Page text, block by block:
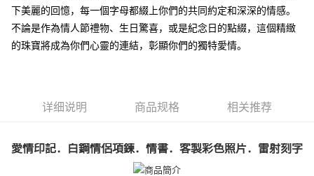
一、關於 AFTEE先享後付
1. 於付款方式選擇AFTEE先享後付，將跳出AFTEE先享後付手機驗證視
窗。
2. 進行簡訊驗證之後，即可完成結帳手續。
APP於四大便利商店‧ATM/網銀等方式進行付款。
有最長 45 天內付款之服務。
繳費期限，為商家向您請款的時間，再加上使用AFTEE可延長的天數所計算
ATM付款
货到付款
全家取貨付款
付款後全家取貨
下美麗的回憶，每一個字母都綴上你們的共同約定和深深的情感。
不論是作為情人節禮物、生日驚喜，或是紀念日的點綴，這個精緻
的珠寶將成為你們心靈的連結，彰顯你們的獨特愛情。
详细说明 商品规格 相关推荐
愛情印記．白鋼情侶項鍊．情書．客製彩色照片．雷射刻字